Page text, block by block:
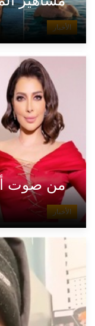
الأخبار
الأخبار
من صوت